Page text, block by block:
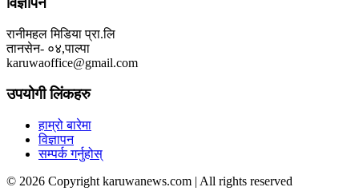
रानीमहल मिडिया प्रा.लि
तानसेन- ०४,पाल्पा
karuwaoffice@gmail.com
उपयोगी लिंकहरु
हाम्रो बारेमा
विज्ञापन
सम्पर्क गर्नुहोस्
© 2026 Copyright karuwanews.com | All rights reserved